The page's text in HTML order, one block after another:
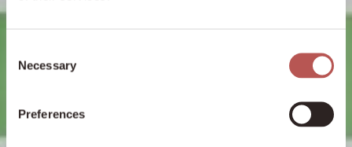
Selection
Necessary
Preferences